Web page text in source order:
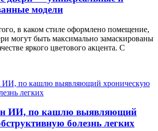
модели
в каком стиле оформлено помещение,
могут быть максимально замаскированы
яркого цветового акцента. С
ИИ, по кашлю выявляющий
болезнь легких